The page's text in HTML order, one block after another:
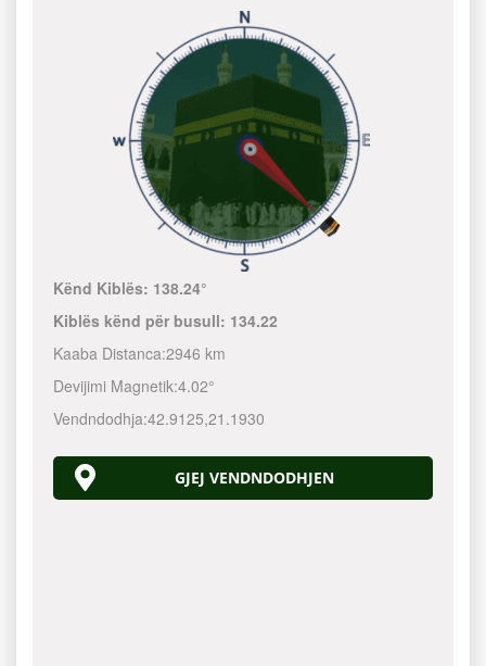
Kënd Kiblës: 138.24°
Kiblës kënd për busull: 134.22
Kaaba Distanca:2946 km
Devijimi Magnetik:4.02°
Vendndodhja:42.9125,21.1930
GJEJ VENDNDODHJEN